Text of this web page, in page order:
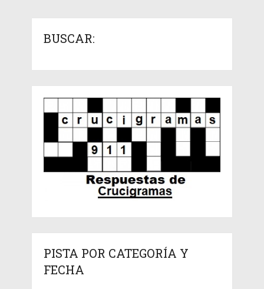
BUSCAR:
PISTA POR CATEGORÍA Y
FECHA